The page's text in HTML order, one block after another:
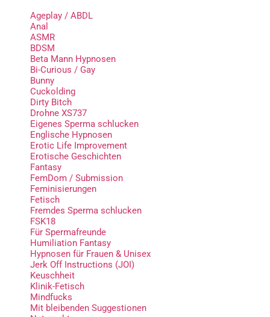
Ageplay / ABDL
Anal
ASMR
BDSM
Beta Mann Hypnosen
Bi-Curious / Gay
Bunny
Cuckolding
Dirty Bitch
Drohne XS737
Eigenes Sperma schlucken
Englische Hypnosen
Erotic Life Improvement
Erotische Geschichten
Fantasy
FemDom / Submission
Feminisierungen
Fetisch
Fremdes Sperma schlucken
FSK18
Für Spermafreunde
Humiliation Fantasy
Hypnosen für Frauen & Unisex
Jerk Off Instructions (JOI)
Keuschheit
Klinik-Fetisch
Mindfucks
Mit bleibenden Suggestionen